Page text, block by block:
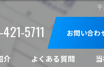
5711 お問い合わ
介 よくある質問